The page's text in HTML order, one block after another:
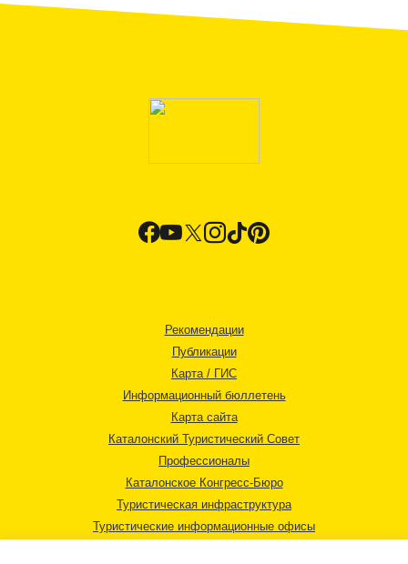
Рекомендации
Публикации
Карта / ГИС
Информационный бюллетень
Карта сайта
Каталонский Туристический Совет
Профессионалы
Каталонское Конгресс-Бюро
Туристическая инфраструктура
Туристические информационные офисы